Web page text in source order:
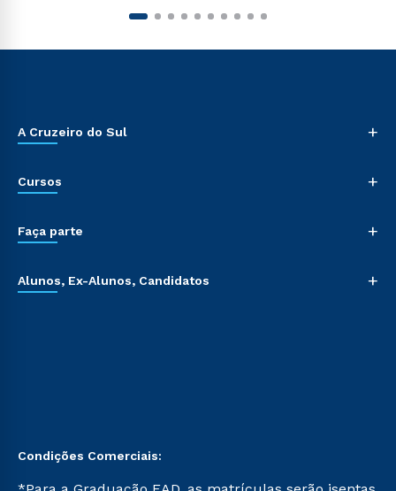
A Cruzeiro do Sul +
Cursos +
Faça parte +
Alunos, Ex-Alunos, Candidatos +
Condições Comerciais: